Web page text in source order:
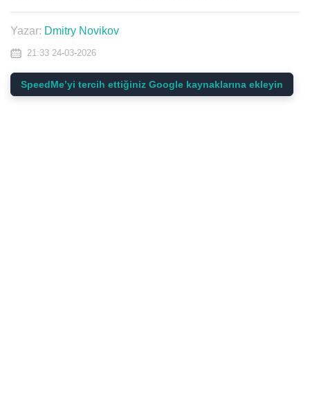
Yazar: Dmitry Novikov
21:33 24-03-2026
SpeedMe’yi tercih ettiğiniz Google kaynaklarına ekleyin